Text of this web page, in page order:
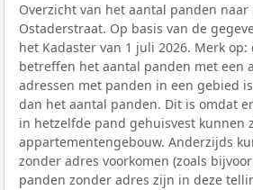
Overzicht van het aantal panden
Ostaderstraat. Op basis van de
het Kadaster van 1 juli 2026. Merk op:
betreffen het aantal panden met een
adressen met panden in een gebied
dan het aantal panden. Dit is omdat
in hetzelfde pand gehuisvest kunnen
appartementengebouw. Anderzijds
zonder adres voorkomen (zoals
panden zonder adres zijn in deze